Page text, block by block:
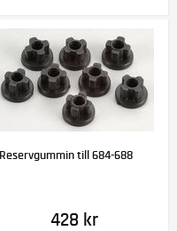
Reservgummin till 684-688
428 kr